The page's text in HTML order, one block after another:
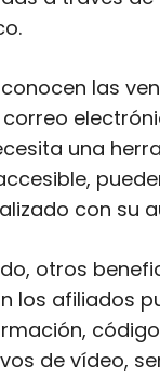
las
una
con su
otros
los afiliados
de vídeo,